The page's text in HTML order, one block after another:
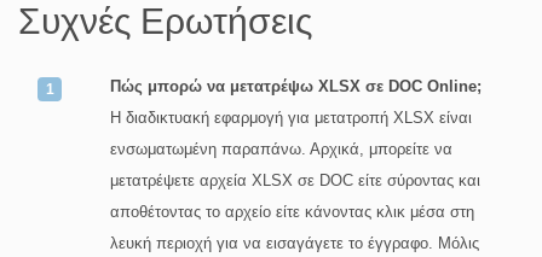
Συχνές Ερωτήσεις
Πώς μπορώ να μετατρέψω XLSX σε DOC Online;
Η διαδικτυακή εφαρμογή για μετατροπή XLSX είναι
ενσωματωμένη παραπάνω. Αρχικά, μπορείτε να
μετατρέψετε αρχεία XLSX σε DOC είτε σύροντας και
αποθέτοντας το αρχείο είτε κάνοντας κλικ μέσα στη
λευκή περιοχή για να εισαγάγετε το έγγραφο. Μόλις